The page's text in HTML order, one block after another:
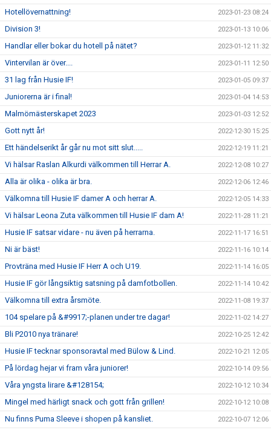
Hotellövernattning! 2023-01-23 08:24
Division 3! 2023-01-13 10:06
Handlar eller bokar du hotell på nätet? 2023-01-12 11:32
Vintervilan är över.... 2023-01-11 12:50
31 lag från Husie IF! 2023-01-05 09:37
Juniorerna är i final! 2023-01-04 14:53
Malmömästerskapet 2023 2023-01-03 12:52
Gott nytt år! 2022-12-30 15:25
Ett händelserikt år går nu mot sitt slut..... 2022-12-19 11:21
Vi hälsar Raslan Alkurdi välkommen till Herrar A. 2022-12-08 10:27
Alla är olika - olika är bra. 2022-12-06 12:46
Välkomna till Husie IF damer A och herrar A. 2022-12-05 14:33
Vi hälsar Leona Zuta välkommen till Husie IF dam A! 2022-11-28 11:21
Husie IF satsar vidare - nu även på herrarna. 2022-11-17 16:51
Ni är bäst! 2022-11-16 10:14
Provträna med Husie IF Herr A och U19. 2022-11-14 16:05
Husie IF gör långsiktig satsning på damfotbollen. 2022-11-14 10:42
Välkomna till extra årsmöte. 2022-11-08 19:37
104 spelare på &#9917;-planen under tre dagar! 2022-11-02 14:27
Bli P2010 nya tränare! 2022-10-25 12:42
Husie IF tecknar sponsoravtal med Bülow & Lind. 2022-10-21 12:05
På lördag hejar vi fram våra juniorer! 2022-10-14 09:56
Våra yngsta lirare &#128154; 2022-10-12 10:34
Mingel med härligt snack och gott från grillen! 2022-10-12 10:08
Nu finns Puma Sleeve i shopen på kansliet. 2022-10-07 12:06